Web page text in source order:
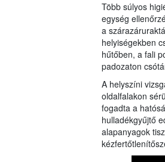
Több súlyos
egység
a
helyiségekben
hűtőben, a fali
padozaton
A helyszíni
oldalfalakon
fogadta a
hulladékgyűjtő
alapanyagok